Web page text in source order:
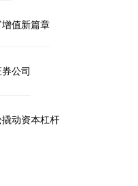
值新篇章
公司
动资本杠杆